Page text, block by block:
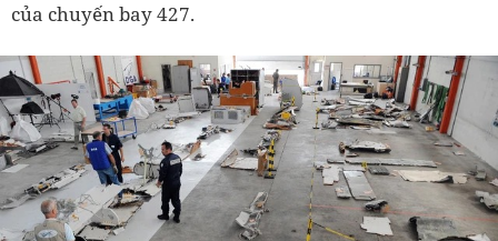
của chuyến bay 427.